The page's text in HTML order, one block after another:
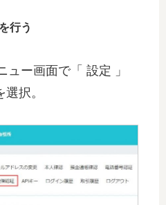
行う
ュー画面で「 設定 」
択。